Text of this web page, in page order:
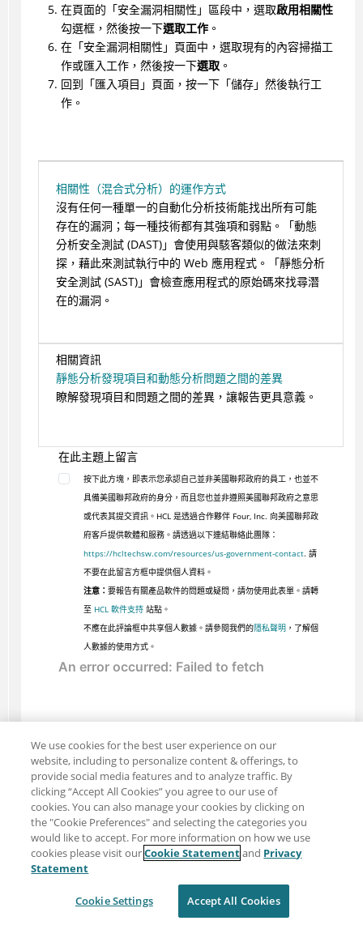
在頁面的「安全漏洞相關性」區段中，選取啟用相關性
勾選框，然後按一下選取工作。
在「安全漏洞相關性」頁面中，選取現有的內容掃描工
作或匯入工作，然後按一下選取。
回到「匯入項目」頁面，按一下「儲存」然後執行工
作。
相關性（混合式分析）的運作方式
沒有任何一種單一的自動化分析技術能找出所有可能
存在的漏洞；每一種技術都有其強項和弱點。「動態
分析安全測試 (DAST)」會使用與駭客類似的做法來刺
探，藉此來測試執行中的 Web 應用程式。「靜態分析
安全測試 (SAST)」會檢查應用程式的原始碼來找尋潛
在的漏洞。
相關資訊
靜態分析發現項目和動態分析問題之間的差異
瞭解發現項目和問題之間的差異，讓報告更具意義。
在此主題上留言
按下此方塊，即表示您承認自己並非美國聯邦政府的員工，也並不
具備美國聯邦政府的身分，而且您也並非遵照美國聯邦政府之意思
或代表其提交資訊。HCL 是透過合作夥伴 Four, Inc. 向美國聯邦政
府客戶提供軟體和服務。請透過以下連結聯絡此團隊：
https://hcltechsw.com/resources/us-government-contact. 請
不要在此留言方框中提供個人資料。
注意： 要報告有關產品軟件的問題或疑問，請勿使用此表單。請轉
至 HCL 軟件支持站點。
不應在此評論框中共享個人數據。請參閱我們的隱私聲明 ，了解個
人數據的使用方式。
分享：電子郵件
推特
使用條款
We use cookies for the best user experience on our
website, including to personalize content & offerings, to
provide social media features and to analyze traffic. By
clicking “Accept All Cookies” you agree to our use of
cookies. You can also manage your cookies by clicking on
the "Cookie Preferences" and selecting the categories you
would like to accept. For more information on how we use
cookies please visit ourCookie Statementand Privacy
Statement
Cookie Settings Accept All Cookies